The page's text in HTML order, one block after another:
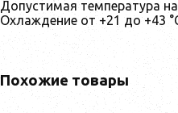
Допустимая температура
Охлаждение от +21 до +43
Похожие товары